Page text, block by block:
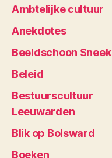
Ambtelijke cultuur
Anekdotes
Beeldschoon Sneek
Beleid
Bestuurscultuur
Leeuwarden
Blik op Bolsward
Boeken